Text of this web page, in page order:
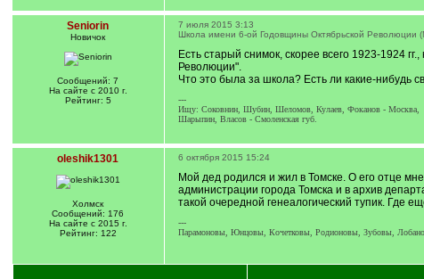
Seniorin
Новичок
Сообщений: 7
На сайте с 2010 г.
Рейтинг: 5
7 июля 2015 3:13
Школа имени 6-ой Годовщины Октябрьской Революции
Есть старый снимок, скорее всего 1923-1924
Революции".
Что это была за школа? Есть ли какие-нибудь
---
Ищу: Соковнин, Шубин, Шеломов, Кулаев, Фоканов - Москва,
Шарыпин, Власов - Смоленская губ.
oleshik1301
Холмск
Сообщений: 176
На сайте с 2015 г.
Рейтинг: 122
6 октября 2015 15:24
Мой дед родился и жил в Томске. О его отце
администрации города Томска и в архив
такой очередной генеалогический тупик. Где
---
Парамоновы, Юнцовы, Кочетковы, Родионовы, Зубовы,